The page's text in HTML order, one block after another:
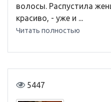
волосы. Распустила
красиво, - уже и ...
Читать полностью
5447